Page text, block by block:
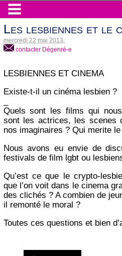
Les lesbiennes et le
mercredi 22 mai 2013
contacter Dégenré-e
LESBIENNES ET CINEMA
Existe-t-il un cinéma lesbien ?
Quels sont les films qui
sont les actrices, les scenes
nos imaginaires ? Qui merite
Nous avons eu envie de
festivals de film lgbt ou
Qu’est ce que le crypto-
que l’on voit dans le cinema
des clichés ? A combien de
il remonté le moral ?
Toutes ces questions et bien